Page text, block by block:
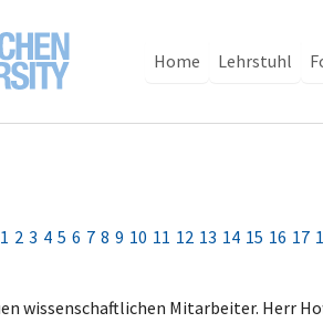
Home Lehrstuhl
1 2 3 4 5 6 7 8 9 10 11 12 13 14 15 16 17
wissenschaftlichen Mitarbeiter. Herr